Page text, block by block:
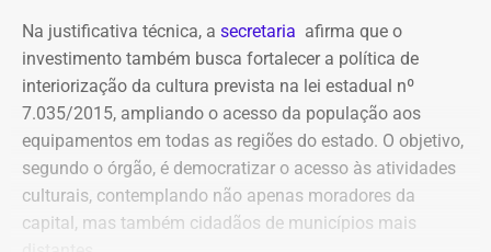
Na justificativa técnica, a secretaria afirma que o
investimento também busca fortalecer a política de
interiorização da cultura prevista na lei estadual nº
7.035/2015, ampliando o acesso da população aos
equipamentos em todas as regiões do estado. O objetivo,
segundo o órgão, é democratizar o acesso às atividades
culturais, contemplando não apenas moradores da
capital, mas também cidadãos de municípios mais